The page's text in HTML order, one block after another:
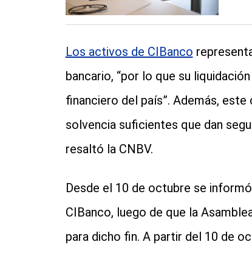
Los activos de CIBanco
bancario, “por lo que su
financiero del país”. Además,
solvencia suficientes que dan
resaltó la CNBV.
Desde el 10 de octubre se
CIBanco, luego de que la
para dicho fin. A partir del 10 de